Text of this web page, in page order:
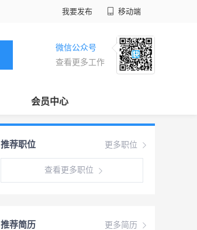
我要发布 移动端
微信公众号
查看更多工作
会员中心
更多职位
推荐职位
查看更多职位
更多简历
推荐简历